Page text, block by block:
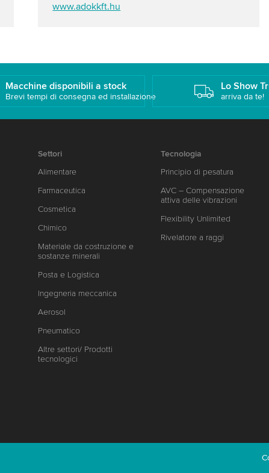
www.adokkft.hu
Macchine disponibili a stock
Brevi tempi di consegna ed installazione
Lo Show
arriva da te!
Settori
Alimentare
Farmaceutica
Cosmetica
Chimico
Materiale da costruzione e
sostanze minerali
Posta e Logistica
Ingegneria meccanica
Aerosol
Pneumatico
Altre settori/ Prodotti
tecnologici
Tecnologia
Principio di pesatura
AVC – Compensazione
attiva delle vibrazioni
Flexibility Unlimited
Rivelatore a raggi